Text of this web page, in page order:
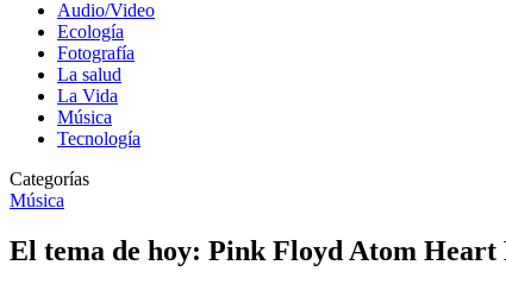
Audio/Video
Ecología
Fotografía
La salud
La Vida
Música
Tecnología
Categorías
Música
El tema de hoy: Pink Floyd Atom